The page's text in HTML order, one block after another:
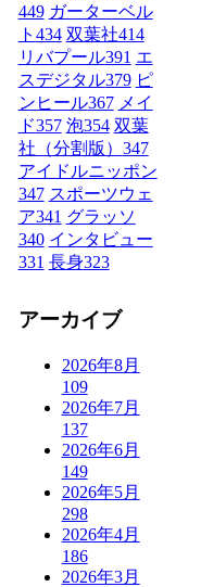
449 ガーターベル
ト 434 双葉社414
リバプール391 エ
スデジタル379 ピ
ンヒール367 メイ
ド357 泡354 双葉
社（分割版） 347
アイドルニッポン
347 スポーツウェ
ア341 グラッソ
340 インタビュー
331 長身323
アーカイブ
2026年8月
109
2026年7月
137
2026年6月
149
2026年5月
298
2026年4月
186
2026年3月